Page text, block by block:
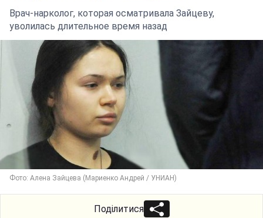
Врач-нарколог, которая осматривала Зайцеву,
уволилась длительное время назад
Фото: Алена Зайцева (Мариенко Андрей / УНИАН)
Поділитися